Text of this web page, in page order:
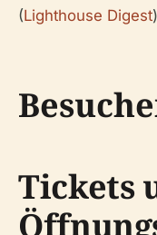
(Lighthouse Digest
Tickets